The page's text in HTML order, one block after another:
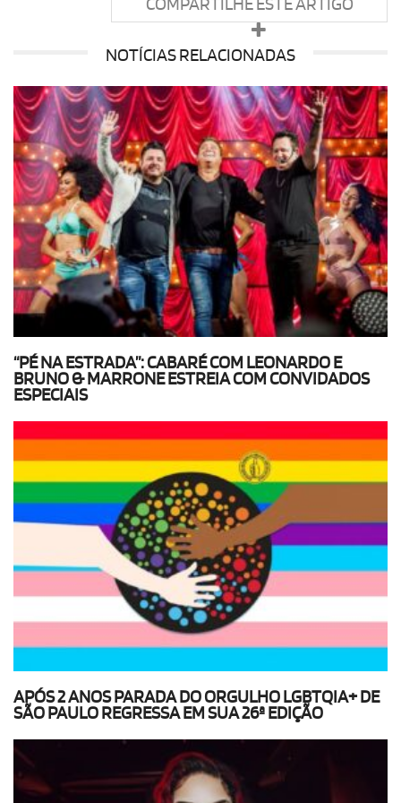
COMPARTILHE ESTE ARTIGO
NOTÍCIAS RELACIONADAS
“PÉ NA ESTRADA”: CABARÉ COM LEONARDO E
BRUNO & MARRONE ESTREIA COM CONVIDADOS
ESPECIAIS
APÓS 2 ANOS PARADA DO ORGULHO LGBTQIA+ DE
SÃO PAULO REGRESSA EM SUA 26ª EDIÇÃO